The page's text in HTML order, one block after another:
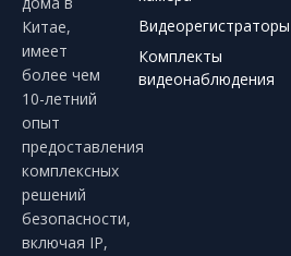
Китае,
имеет
более чем
10-летний
опыт
предоставления
комплексных
решений
безопасности,
включая IP,
Видеорегистраторы
Комплекты
видеонаблюдения